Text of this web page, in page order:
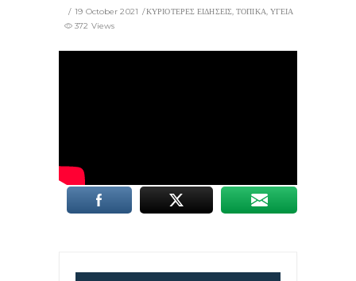
19 October 2021 ΚΥΡΙΟΤΕΡΕΣ ΕΙΔΗΣΕΙΣ,ΤΟΠΙΚΑ, ΥΓΕΙΑ
372 Views